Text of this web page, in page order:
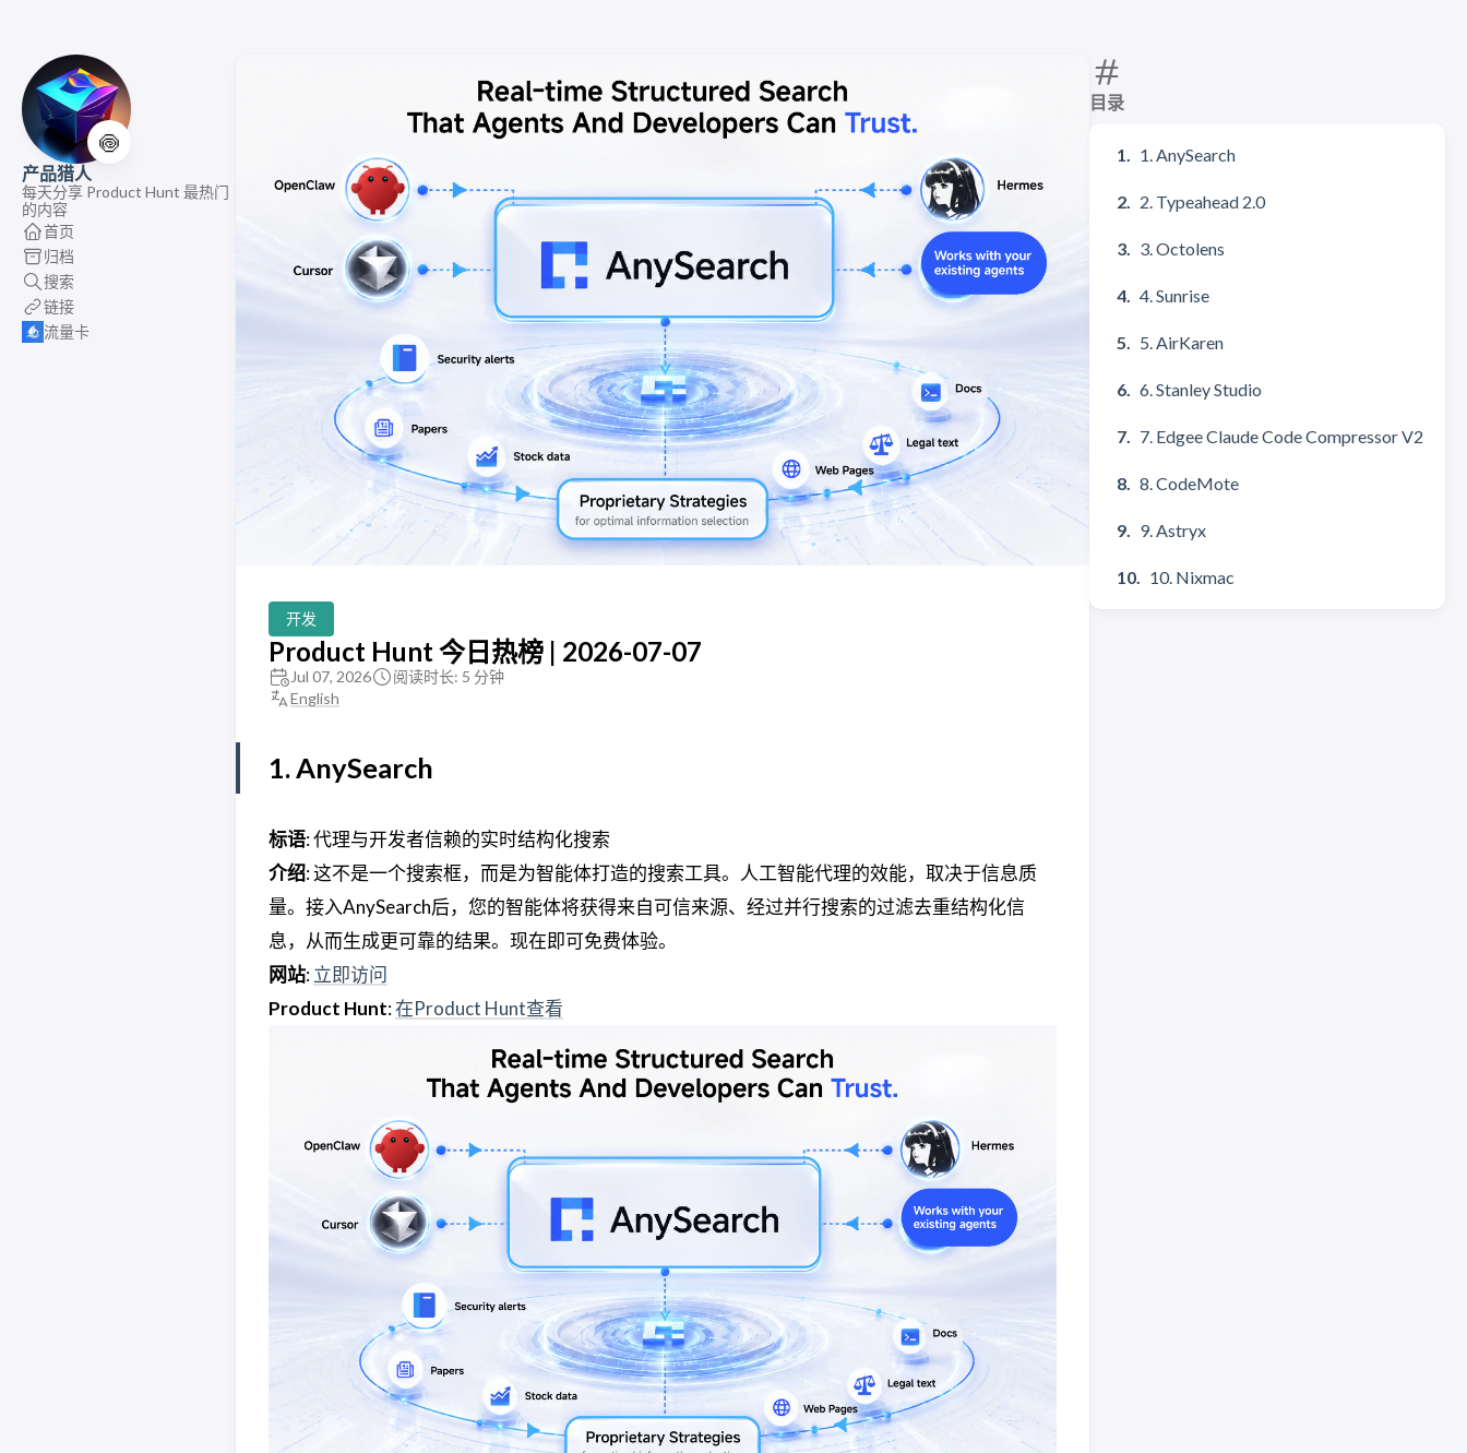
🍥
产品猎人
每天分享 Product Hunt 最热门
的内容
首页
归档
搜索
链接
流量卡
目录
1. AnySearch
2. Typeahead 2.0
3. Octolens
4. Sunrise
5. AirKaren
6. Stanley Studio
7. Edgee Claude Code Compressor V2
8. CodeMote
9. Astryx
10. Nixmac
开发
Product Hunt 今日热榜 | 2026-07-07
Jul 07, 2026
阅读时长: 5 分钟
English
1. AnySearch
标语: 代理与开发者信赖的实时结构化搜索
介绍: 这不是一个搜索框，而是为智能体打造的搜索工具。人工智能代理的效能，取决于信息质
量。接入AnySearch后，您的智能体将获得来自可信来源、经过并行搜索的过滤去重结构化信
息，从而生成更可靠的结果。现在即可免费体验。
网站:立即访问
Product Hunt:在Product Hunt查看